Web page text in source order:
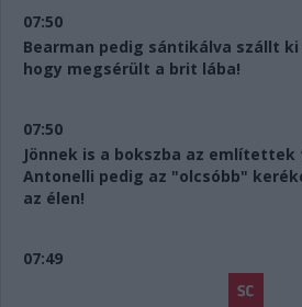
07:50
Bearman pedig sántikálva szállt
hogy megsérült a brit lába!
07:50
Jönnek is a bokszba az
Antonelli pedig az "olcsóbb"
az élen!
07:49